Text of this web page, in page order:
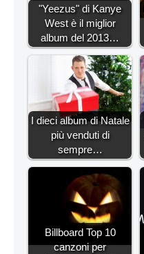
"Yeezus" di Kanye
West è il miglior
album del 2013…
I dieci album di Natale
più venduti di
sempre…
Billboard Top 10
canzoni per